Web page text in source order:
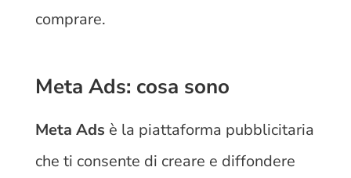
comprare.
Meta Ads: cosa sono
Meta Ads è la piattaforma pubblicitaria
che ti consente di creare e diffondere